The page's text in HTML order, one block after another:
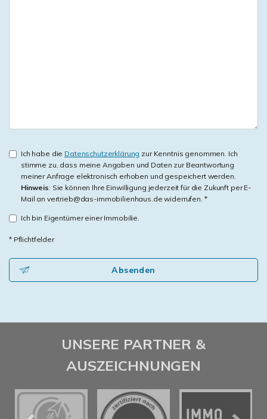
Ich habe die Datenschutzerklärung zur Kenntnis genommen. Ich
stimme zu, dass meine Angaben und Daten zur Beantwortung
meiner Anfrage elektronisch erhoben und gespeichert werden.
Hinweis: Sie können Ihre Einwilligung jederzeit für die Zukunft per E-
Mail an vertrieb@das-immobilienhaus.de widerrufen. *
Ich bin Eigentümer einer Immobilie.
* Pflichtfelder
Absenden
UNSERE PARTNER &
AUSZEICHNUNGEN